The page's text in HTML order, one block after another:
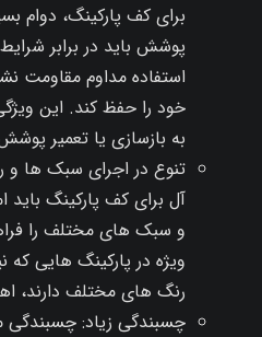
برای کف پارکینگ، دوام
پوشش باید در برابر
استفاده مداوم مقاومت
خود را حفظ کند. این
به بازسازی یا تعمیر
تنوع در اجرای سبک‌ ها
آل برای کف پارکینگ باید
و سبک‌ های مختلف را
ویژه در پارکینگ‌ هایی که
رنگ‌ های مختلف دارند،
چسبندگی زیاد: چسبندگی